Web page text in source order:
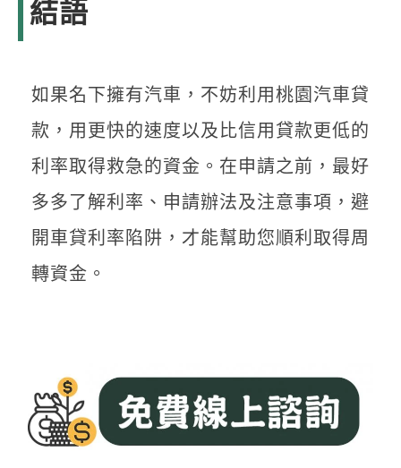
結語
如果名下擁有汽車，不妨利用桃園汽車貸
款，用更快的速度以及比信用貸款更低的
利率取得救急的資金。在申請之前，最好
多多了解利率、申請辦法及注意事項，避
開車貸利率陷阱，才能幫助您順利取得周
轉資金。